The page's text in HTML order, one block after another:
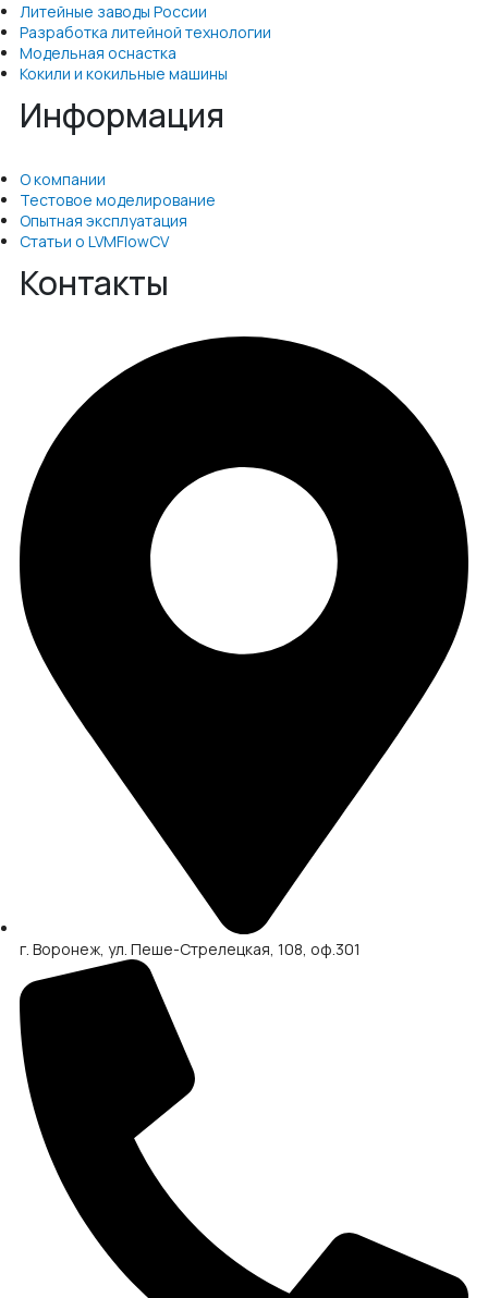
Литейные заводы России
Разработка литейной технологии
Модельная оснастка
Кокили и кокильные машины
Информация
О компании
Тестовое моделирование
Опытная эксплуатация
Статьи о LVMFlowCV
Контакты
г. Воронеж, ул. Пеше-Стрелецкая, 108, оф.301